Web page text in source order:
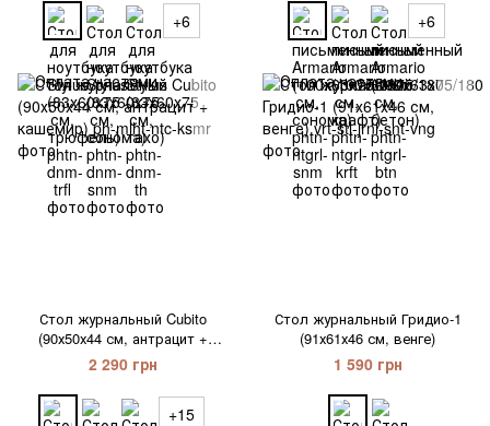
+6 +6
Стол журнальный Cubito
(90х50х44 см, антрацит +
кашемир)
2 290 грн
+15
Стол журнальный Гридио-1
(91х61х46 см, венге)
1 590 грн